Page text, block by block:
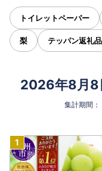
トイレットペーパー
梨 テッパン返礼品
2026年8月8
集計期間